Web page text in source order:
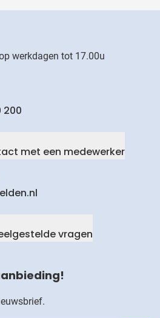
werkdagen tot 17.00u
200
met een medewerker
vragen